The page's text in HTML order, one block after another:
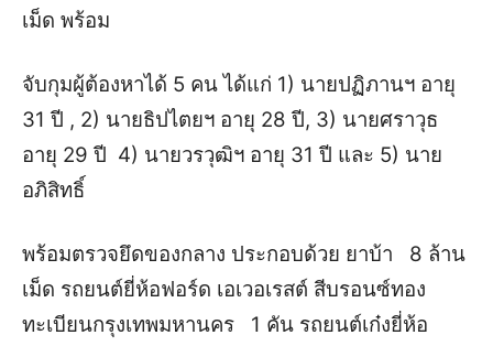
เม็ด พร้อม
จับกุมผู้ต้องหาได้ 5 คน ได้แก่ 1) นายปฏิภานฯ อายุ
31 ปี , 2) นายธิปไตยฯ อายุ 28 ปี, 3) นายศราวุธ
อายุ 29 ปี 4) นายวรวุฒิฯ อายุ 31 ปี และ 5) นาย
อภิสิทธิ์
พร้อมตรวจยึดของกลาง ประกอบด้วย ยาบ้า 8 ล้าน
เม็ด รถยนต์ยี่ห้อฟอร์ด เอเวอเรสต์ สีบรอนซ์ทอง
ทะเบียนกรุงเทพมหานคร 1 คัน รถยนต์เก๋งยี่ห้อ